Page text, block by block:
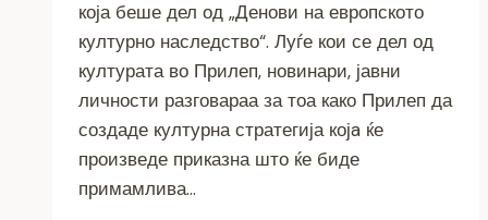
која беше дел од „Денови на европското
културно наследство“. Луѓе кои се дел од
културата во Прилеп, новинари, јавни
личности разговараа за тоа како Прилеп да
создаде културна стратегија којa ќе
произведе приказна што ќе биде
примамлива…